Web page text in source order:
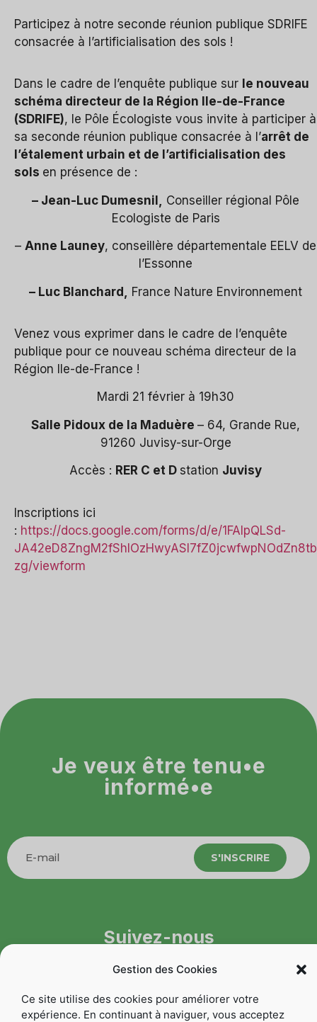
Gestion des Cookies
Ce site utilise des cookies pour améliorer votre
expérience. En continuant à naviguer, vous acceptez
Participez à notre seconde réunion publique SDRIFE
consacrée à l’artificialisation des sols !
Dans le cadre de l’enquête publique sur le nouveau
schéma directeur de la Région Ile-de-France
(SDRIFE), le Pôle Écologiste vous invite à participer à
sa seconde réunion publique consacrée à l’arrêt de
l’étalement urbain et de l’artificialisation des
sols en présence de :
– Jean-Luc Dumesnil,
Conseiller régional Pôle
Ecologiste de Paris
– Anne Launey, conseillère départementale EELV de
l’Essonne
– Luc Blanchard,
France Nature Environnement
Venez vous exprimer dans le cadre de l’enquête
publique pour ce nouveau schéma directeur de la
Région Ile-de-France !
Mardi 21 février à 19h30
Salle Pidoux de la Maduère – 64, Grande Rue,
91260 Juvisy-sur-Orge
Accès : RER C et D station Juvisy
Inscriptions ici
: https://docs.google.com/forms/d/e/1FAIpQLSd-
zg/viewform
Je veux être tenu•e
informé•e
S'INSCRIRE
Suivez-nous